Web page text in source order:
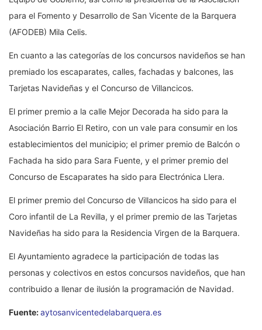
para el Fomento y Desarrollo de San Vicente de la Barquera
(AFODEB) Mila Celis.
En cuanto a las categorías de los concursos navideños se han
premiado los escaparates, calles, fachadas y balcones, las
Tarjetas Navideñas y el Concurso de Villancicos.
El primer premio a la calle Mejor Decorada ha sido para la
Asociación Barrio El Retiro, con un vale para consumir en los
establecimientos del municipio; el primer premio de Balcón o
Fachada ha sido para Sara Fuente, y el primer premio del
Concurso de Escaparates ha sido para Electrónica Llera.
El primer premio del Concurso de Villancicos ha sido para el
Coro infantil de La Revilla, y el primer premio de las Tarjetas
Navideñas ha sido para la Residencia Virgen de la Barquera.
El Ayuntamiento agradece la participación de todas las
personas y colectivos en estos concursos navideños, que han
contribuido a llenar de ilusión la programación de Navidad.
Fuente:aytosanvicentedelabarquera.es